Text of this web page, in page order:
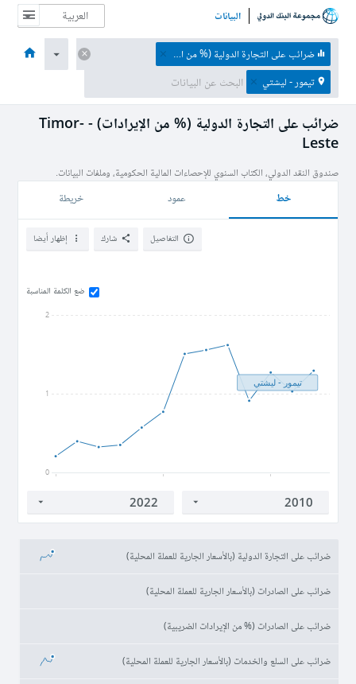
البيانات
الصفحة الرئيسية الموضوعات البيانات والموارد نبذة عن ضرائب على التجارة الدولية (% من الإيرادات)
تيمور - ليشتي
ضرائب على التجارة الدولية (% من الإيرادات) - Timor-
Leste
صندوق النقد الدولي، الكتاب السنوي للإحصاءات المالية الحكومية، وملفات البيانات.
خط عمود خريطة
إظهار أيضا شارك التفاصيل
ضع الكلمة المناسبة
0
1
2
تيمور - ليشتي
ضرائب على التجارة الدولية (بالأسعار الجارية للعملة المحلية)
ضرائب على الصادرات (بالأسعار الجارية للعملة المحلية)
ضرائب على الصادرات (% من الإيرادات الضريبية)
ضرائب على السلع والخدمات (بالأسعار الجارية للعملة المحلية)